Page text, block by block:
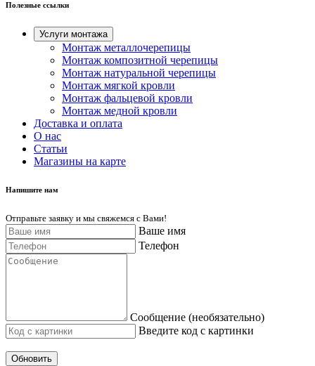
Полезные ссылки
Услуги монтажа
Монтаж металлочерепицы
Монтаж композитной черепицы
Монтаж натуральной черепицы
Монтаж мягкой кровли
Монтаж фальцевой кровли
Монтаж медной кровли
Доставка и оплата
О нас
Cтатьи
Магазины на карте
Напишите нам
Отправьте заявку и мы свяжемся с Вами!
Ваше имя
Телефон
Сообщение (необязательно)
Введите код с картинки
Обновить